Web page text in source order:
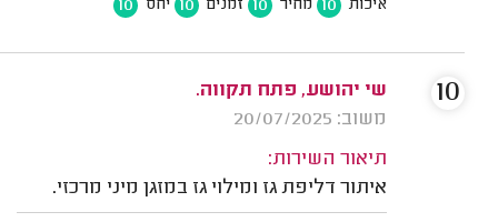
איכות 10 מחיר 10 זמנים 10 יחס 10
שי יהושע, פתח תקווה.
משוב: 20/07/2025
תיאור השירות:
איתור דליפת גז ומילוי גז במזגן מיני מרכזי.
10